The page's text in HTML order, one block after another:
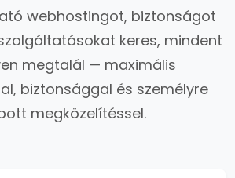
webhostingot, biztonságot
keres, mindent
megtalál — maximális
biztonsággal és személyre
megközelítéssel.